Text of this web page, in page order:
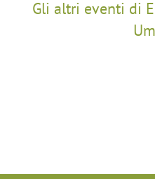
Gli altri eventi di